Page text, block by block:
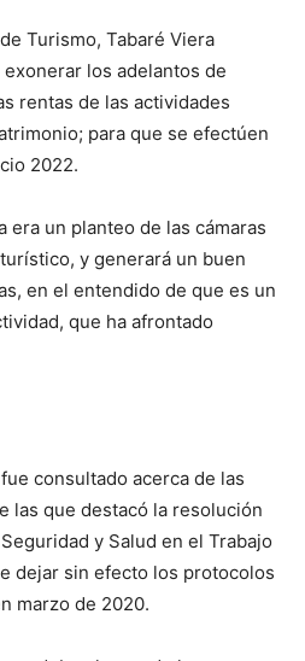
Turismo, Tabaré Viera
los adelantos de
rentas de las actividades
para que se efectúen
2022.
era un planteo de las cámaras
y generará un buen
en el entendido de que es un
que ha afrontado
consultado acerca de las
las que destacó la resolución
y Salud en el Trabajo
dejar sin efecto los protocolos
marzo de 2020.